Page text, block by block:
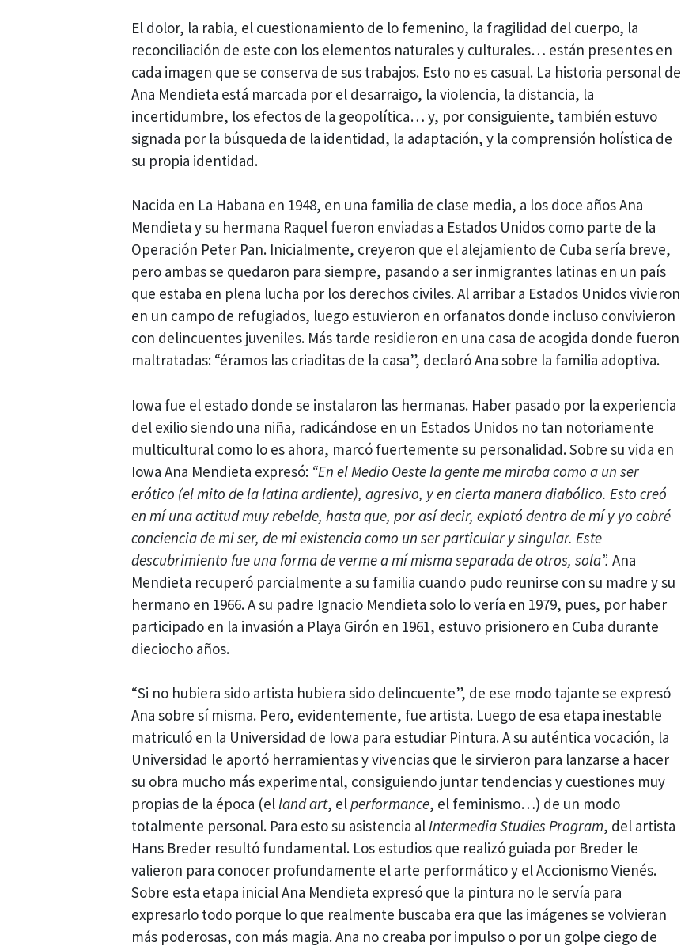
El dolor, la rabia, el cuestionamiento de lo femenino, la fragilidad del cuerpo, la
reconciliación de este con los elementos naturales y culturales… están presentes en
cada imagen que se conserva de sus trabajos. Esto no es casual. La historia personal de
Ana Mendieta está marcada por el desarraigo, la violencia, la distancia, la
incertidumbre, los efectos de la geopolítica… y, por consiguiente, también estuvo
signada por la búsqueda de la identidad, la adaptación, y la comprensión holística de
su propia identidad.
Nacida en La Habana en 1948, en una familia de clase media, a los doce años Ana
Mendieta y su hermana Raquel fueron enviadas a Estados Unidos como parte de la
Operación Peter Pan. Inicialmente, creyeron que el alejamiento de Cuba sería breve,
pero ambas se quedaron para siempre, pasando a ser inmigrantes latinas en un país
que estaba en plena lucha por los derechos civiles. Al arribar a Estados Unidos vivieron
en un campo de refugiados, luego estuvieron en orfanatos donde incluso convivieron
con delincuentes juveniles. Más tarde residieron en una casa de acogida donde fueron
maltratadas: “éramos las criaditas de la casa”, declaró Ana sobre la familia adoptiva.
Iowa fue el estado donde se instalaron las hermanas. Haber pasado por la experiencia
del exilio siendo una niña, radicándose en un Estados Unidos no tan notoriamente
multicultural como lo es ahora, marcó fuertemente su personalidad. Sobre su vida en
Iowa Ana Mendieta expresó: “En el Medio Oeste la gente me miraba como a un ser
erótico (el mito de la latina ardiente), agresivo, y en cierta manera diabólico. Esto creó
en mí una actitud muy rebelde, hasta que, por así decir, explotó dentro de mí y yo cobré
conciencia de mi ser, de mi existencia como un ser particular y singular. Este
descubrimiento fue una forma de verme a mí misma separada de otros, sola”. Ana
Mendieta recuperó parcialmente a su familia cuando pudo reunirse con su madre y su
hermano en 1966. A su padre Ignacio Mendieta solo lo vería en 1979, pues, por haber
participado en la invasión a Playa Girón en 1961, estuvo prisionero en Cuba durante
dieciocho años.
“Si no hubiera sido artista hubiera sido delincuente”, de ese modo tajante se expresó
Ana sobre sí misma. Pero, evidentemente, fue artista. Luego de esa etapa inestable
matriculó en la Universidad de Iowa para estudiar Pintura. A su auténtica vocación, la
Universidad le aportó herramientas y vivencias que le sirvieron para lanzarse a hacer
su obra mucho más experimental, consiguiendo juntar tendencias y cuestiones muy
propias de la época (elland art, elperformance, el feminismo…) de un modo
totalmente personal. Para esto su asistencia alIntermedia Studies Program, del artista
Hans Breder resultó fundamental. Los estudios que realizó guiada por Breder le
valieron para conocer profundamente el arte performático y el Accionismo Vienés.
Sobre esta etapa inicial Ana Mendieta expresó que la pintura no le servía para
expresarlo todo porque lo que realmente buscaba era que las imágenes se volvieran
más poderosas, con más magia. Ana no creaba por impulso o por un golpe ciego de